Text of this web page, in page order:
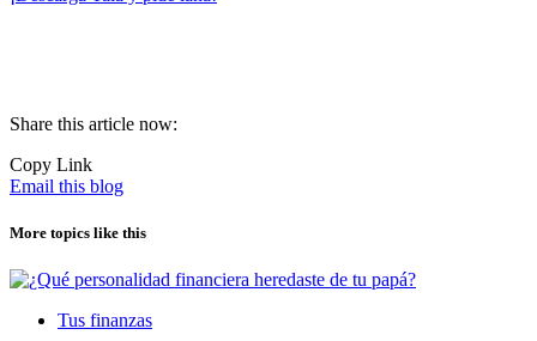
Share this article now:
Copy Link
Email this blog
More topics like this
Tus finanzas